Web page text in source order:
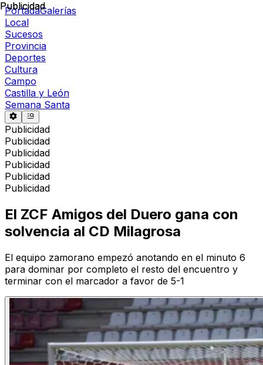
PortadaGalerías
Local
Sucesos
Provincia
Deportes
Cultura
Campo
Castilla y León
Semana Santa
Publicidad
Publicidad
Publicidad
Publicidad
Publicidad
Publicidad
Publicidad
El ZCF Amigos del Duero gana con
solvencia al CD Milagrosa
El equipo zamorano empezó anotando en el minuto 6
para dominar por completo el resto del encuentro y
terminar con el marcador a favor de 5-1
Publicidad